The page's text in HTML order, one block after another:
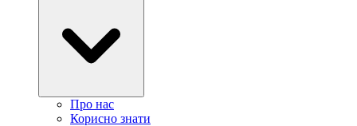
Про нас
Корисно знати